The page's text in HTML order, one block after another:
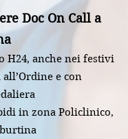
Doc On Call a
H24, anche nei festivi
e con
in zona Policlinico,